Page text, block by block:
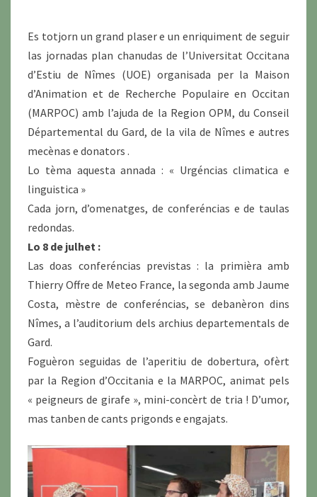
DE
JULHET)
Es totjorn un grand plaser e un enriquiment de seguir
las jornadas plan chanudas de l’Universitat Occitana
d’Estiu de Nîmes (UOE) organisada per la Maison
d’Animation et de Recherche Populaire en Occitan
(MARPOC) amb l’ajuda de la Region OPM, du Conseil
Départemental du Gard, de la vila de Nîmes e autres
mecènas e donators .
Lo tèma aquesta annada : « Urgéncias climatica e
linguistica »
Cada jorn, d’omenatges, de conferéncias e de taulas
redondas.
Lo 8 de julhet :
Las doas conferéncias previstas : la primièra amb
Thierry Offre de Meteo France, la segonda amb Jaume
Costa, mèstre de conferéncias, se debanèron dins
Nîmes, a l’auditorium dels archius departementals de
Gard.
Foguèron seguidas de l’aperitiu de dobertura, ofèrt
par la Region d’Occitania e la MARPOC, animat pels
« peigneurs de girafe », mini-concèrt de tria ! D’umor,
mas tanben de cants prigonds e engajats.